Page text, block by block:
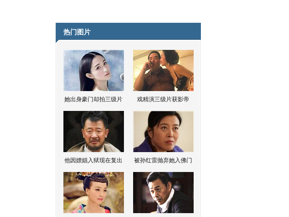
热门图片
她出身豪门却拍三级片 戏精演三级片获影帝
他因嫖娼入狱现在复出 被孙红雷抛弃她入佛门